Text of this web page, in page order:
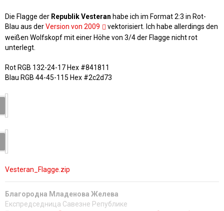
Die Flagge der Republik Vesteran habe ich im Format 2:3 in Rot-
Blau aus derVersion von 2009
vektorisiert. Ich habe allerdings den
weißen Wolfskopf mit einer Höhe von 3/4 der Flagge nicht rot
unterlegt.
Rot RGB 132-24-17 Hex #841811
Blau RGB 44-45-115 Hex #2c2d73
Vesteran_Flagge.zip
Благородна Младенова Желева
Експредседница Савезне Републике